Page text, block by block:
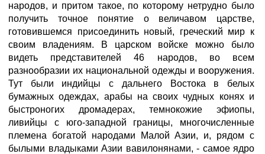
народов, и притом такое, по которому нетрудно было
получить точное понятие о величавом царстве,
готовившемся присоединить новый, греческий мир к
своим владениям. В царском войске можно было
видеть представителей 46 народов, во всем
разнообразии их национальной одежды и вооружения.
Тут были индийцы с дальнего Востока в белых
бумажных одеждах, арабы на своих чудных конях и
быстроногих дромадерах, темнокожие эфиопы,
ливийцы с юго-западной границы, многочисленные
племена богатой народами Малой Азии, и, рядом с
былыми владыками Азии вавилонянами, - самое ядро